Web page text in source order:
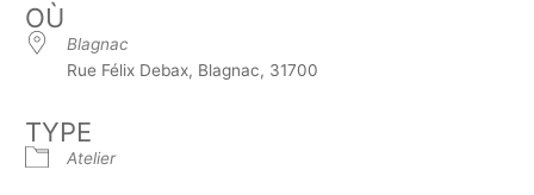
OÙ
Blagnac
Rue Félix Debax, Blagnac, 31700
TYPE
Atelier